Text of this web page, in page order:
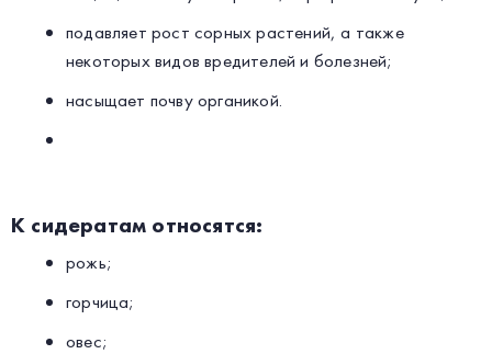
подавляет рост сорных растений, а также
некоторых видов вредителей и болезней;
насыщает почву органикой.
К сидератам относятся:
рожь;
горчица;
овес;